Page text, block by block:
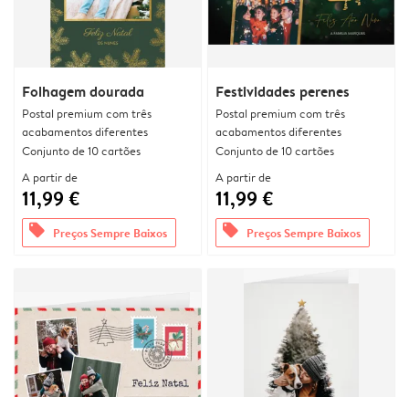
Folhagem dourada
Postal premium com três
acabamentos diferentes
Conjunto de 10 cartões
A partir de
11,99 €
offers Preços Sempre Baixos
Festividades perenes
Postal premium com três
acabamentos diferentes
Conjunto de 10 cartões
A partir de
11,99 €
offers Preços Sempre Baixos